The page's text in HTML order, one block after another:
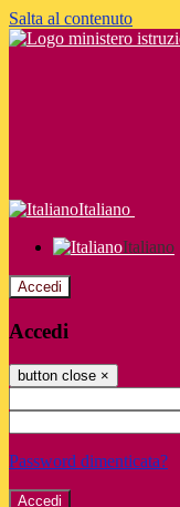
Salta al contenuto
Italiano
Italiano
Accedi
Accedi
button close ×
Password dimenticata?